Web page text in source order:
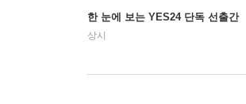
한 눈에 보는 YES24 단독 선출간
상시